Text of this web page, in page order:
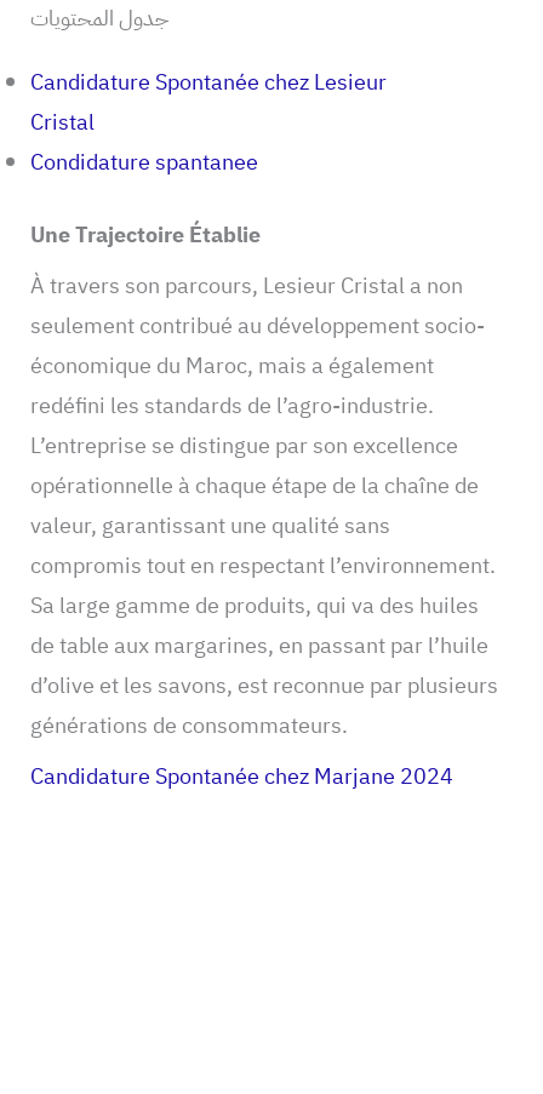
جدول المحتويات
Candidature Spontanée chez Lesieur
Cristal
Condidature spantanee
Une Trajectoire Établie
À travers son parcours, Lesieur Cristal a non
seulement contribué au développement socio-
économique du Maroc, mais a également
redéfini les standards de l’agro-industrie.
L’entreprise se distingue par son excellence
opérationnelle à chaque étape de la chaîne de
valeur, garantissant une qualité sans
compromis tout en respectant l’environnement.
Sa large gamme de produits, qui va des huiles
de table aux margarines, en passant par l’huile
d’olive et les savons, est reconnue par plusieurs
générations de consommateurs.
Candidature Spontanée chez Marjane 2024